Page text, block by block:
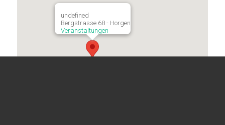
undefined
Bergstrasse 68 - Horgen
Veranstaltungen